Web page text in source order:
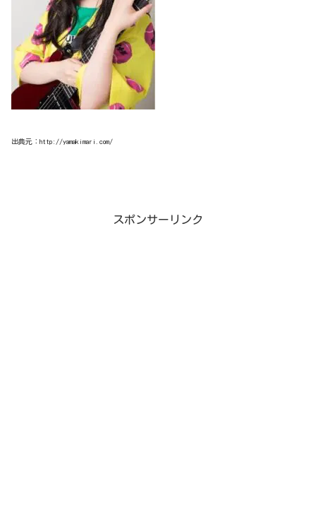
出典元：http://yamakimari.com/
スポンサーリンク